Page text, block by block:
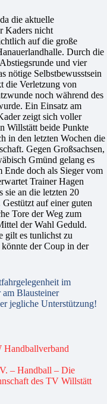
die aktuelle
Kaders nicht
auf die große
Durch die
und vier
nötige Selbstbewusstsein
die Verletzung von
noch während des
Ein Einsatz am
zeigt sich voller
Willstätt beide Punkte
in den letzten Wochen die
Gegen Großsachsen,
Gmünd gelang es
Ende doch als Sieger vom
Trainer Hagen
sie an die letzten 20
auf einer guten
Tore der Weg zum
der Wahl Geduld.
gilt es tunlichst zu
der Coup in der
im
Blausteiner
jegliche Unterstützung!
Handballverband
– Handball – Die
des TV Willstätt